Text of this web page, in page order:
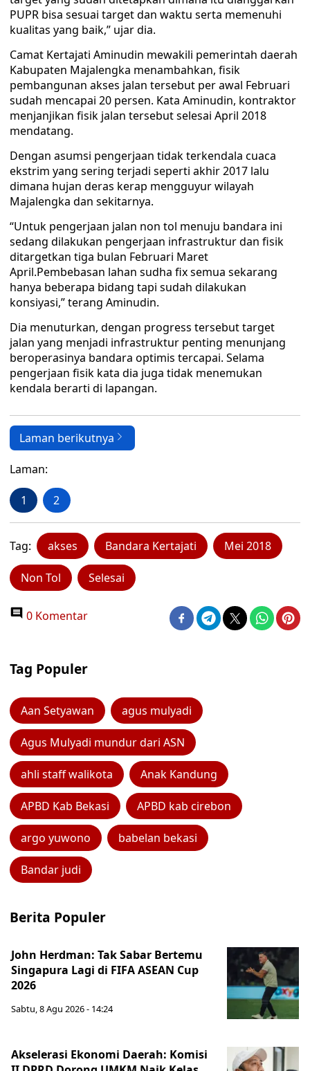
PUPR bisa sesuai target dan waktu serta memenuhi
kualitas yang baik,” ujar dia.
Camat Kertajati Aminudin mewakili pemerintah daerah
Kabupaten Majalengka menambahkan, fisik
pembangunan akses jalan tersebut per awal Februari
sudah mencapai 20 persen. Kata Aminudin, kontraktor
menjanjikan fisik jalan tersebut selesai April 2018
mendatang.
Dengan asumsi pengerjaan tidak terkendala cuaca
ekstrim yang sering terjadi seperti akhir 2017 lalu
dimana hujan deras kerap mengguyur wilayah
Majalengka dan sekitarnya.
“Untuk pengerjaan jalan non tol menuju bandara ini
sedang dilakukan pengerjaan infrastruktur dan fisik
ditargetkan tiga bulan Februari Maret
April.Pembebasan lahan sudha fix semua sekarang
hanya beberapa bidang tapi sudah dilakukan
konsiyasi,” terang Aminudin.
Dia menuturkan, dengan progress tersebut target
jalan yang menjadi infrastruktur penting menunjang
beroperasinya bandara optimis tercapai. Selama
pengerjaan fisik kata dia juga tidak menemukan
kendala berarti di lapangan.
Laman berikutnya
Laman:
1 2
Tag: akses Bandara Kertajati Mei 2018
Non Tol Selesai
0 Komentar
Tag Populer
Aan Setyawan agus mulyadi
Agus Mulyadi mundur dari ASN
ahli staff walikota Anak Kandung
APBD Kab Bekasi APBD kab cirebon
argo yuwono babelan bekasi
Bandar judi
Berita Populer
John Herdman: Tak Sabar Bertemu
Singapura Lagi di FIFA ASEAN Cup
2026
Sabtu, 8 Agu 2026 - 14:24
Akselerasi Ekonomi Daerah: Komisi